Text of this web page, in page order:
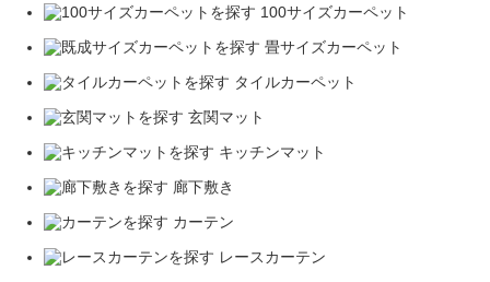
100サイズカーペット
畳サイズカーペット
タイルカーペット
玄関マット
キッチンマット
廊下敷き
カーテン
レースカーテン